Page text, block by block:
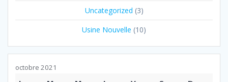
Uncategorized (3)
Usine Nouvelle (10)
octobre 2021